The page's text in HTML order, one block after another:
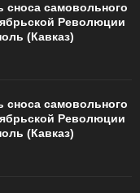
сноса самовольного
Революции
(Кавказ)
сноса самовольного
Революции
(Кавказ)